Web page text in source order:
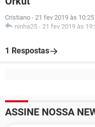
Cristiano - 21 fev 2019 às 10:25
ninha25 - 21 fev 2019 às
1 Respostas
ASSINE NOSSA